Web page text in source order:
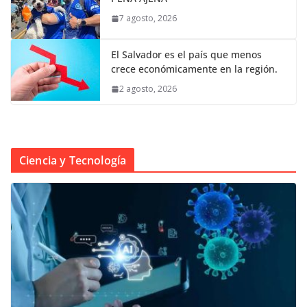
7 agosto, 2026
El Salvador es el país que menos
crece económicamente en la región.
2 agosto, 2026
Ciencia y Tecnología